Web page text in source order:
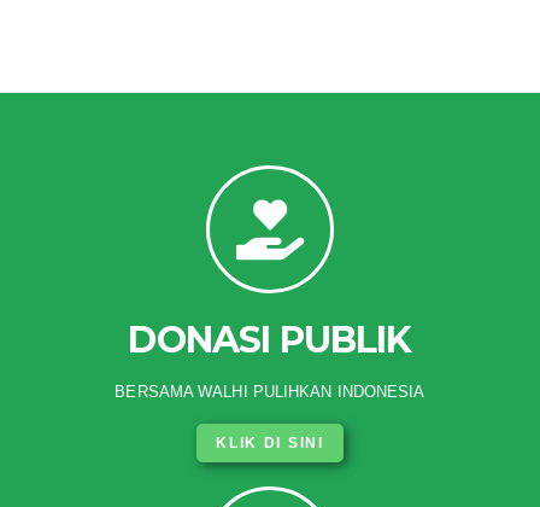
DONASI PUBLIK
BERSAMA WALHI PULIHKAN INDONESIA
KLIK DI SINI